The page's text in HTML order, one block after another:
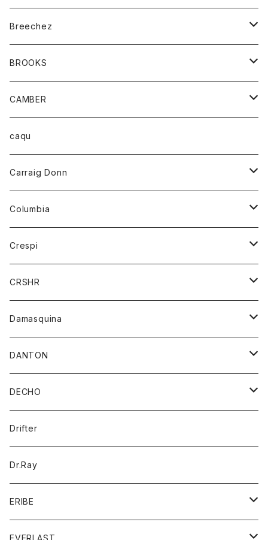
ベルト
Tシャツ
グッズ
アンダーウェアー
カードホルダー
チーフ
バンダナ
トップス
カーディガン
トレーナー
パーカー
ボトム
オーバーオール
ショートパンツ
レディース
オーバーオール
カーディガン
Tシャツ
パーカー
Breechez
シャツ
BROOKS
グッズ
靴
CAMBER
トップス
ハーフスリーブTシャツ
caqu
Carraig Donn
ニット
Columbia
アウター
ジャケット
Crespi
ジャケット
ワンピース
ブラウス
CRSHR
キャップ
Damasquina
ウォレット
カードケース
バッグ
DANTON
アウター
コート
ジャケット
アクセサリー
バッグ
キッズ
シャツ
Tシャツ
グッズ
帽子
トップス
DECHO
帽子
Drifter
Dr.Ray
ERIBE
ニット
EVERLAST